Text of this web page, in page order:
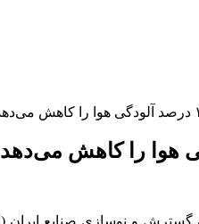
و نوسازی صنایع ایران (